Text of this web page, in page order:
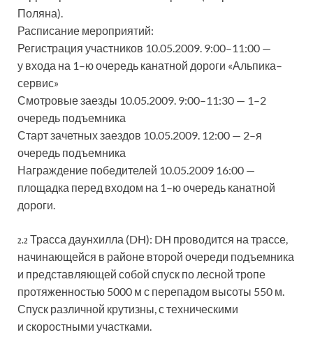
Поляна).
Расписание мероприятий:
Регистрация участников 10.05.2009. 9:00–11:00 —
у входа на 1–ю очередь канатной дороги «Альпика–
сервис»
Смотровые заезды 10.05.2009. 9:00–11:30 — 1–2
очередь подъемника
Старт зачетных заездов 10.05.2009. 12:00 — 2–я
очередь подъемника
Награждение победителей 10.05.2009 16:00 —
площадка перед входом на 1–ю очередь канатной
дороги.
2.2 Трасса даунхилла (DH): DH проводится на трассе,
начинающейся в районе второй очереди подъемника
и представляющей собой спуск по лесной тропе
протяженностью 5000 м с перепадом высоты 550 м.
Спуск различной крутизны, с техническими
и скоростными участками.